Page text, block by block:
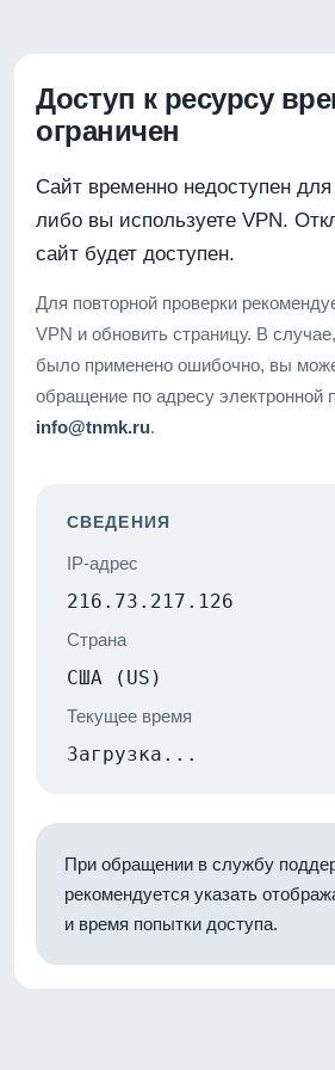
Доступ к ресурсу
ограничен
Сайт временно недоступен
либо вы используете VPN.
сайт будет доступен.
Для повторной проверки
VPN и обновить страницу. В
было применено ошибочно, вы
обращение по адресу электронной
info@tnmk.ru.
СВЕДЕНИЯ
IP-адрес
216.73.217.126
Страна
США (US)
Текущее время
Загрузка...
При обращении в службу
рекомендуется указать
и время попытки доступа.